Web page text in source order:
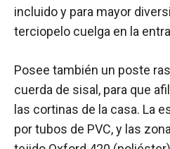
incluido y para mayor
terciopelo cuelga en la
Posee también un poste
cuerda de sisal, para que
las cortinas de la casa. La
por tubos de PVC, y las